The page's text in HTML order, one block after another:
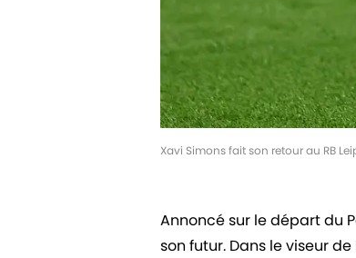
Xavi Simons fait son retour au RB
Annoncé sur le départ du
son futur. Dans le viseur